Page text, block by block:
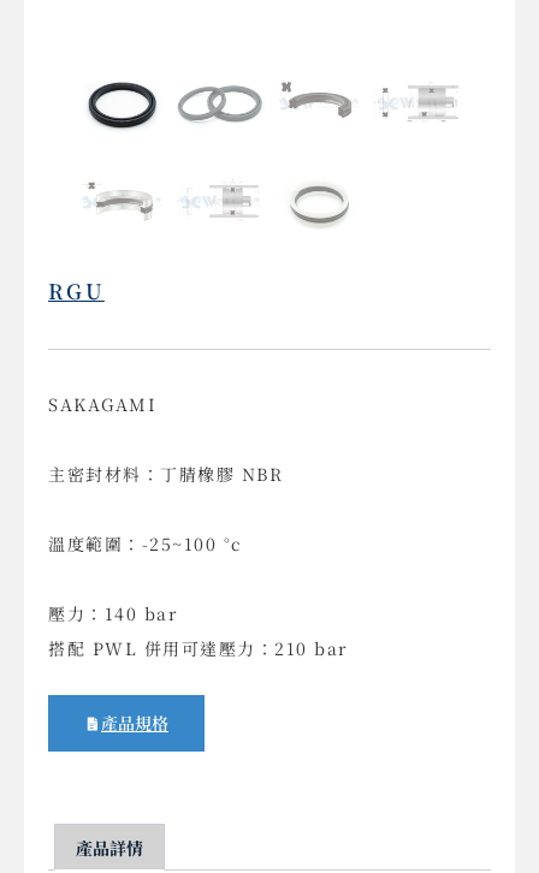
RGU
SAKAGAMI
主密封材料：丁腈橡膠 NBR
溫度範圍：-25~100 °c
壓力：140 bar
搭配 PWL 併用可達壓力：210 bar
產品規格
產品詳情